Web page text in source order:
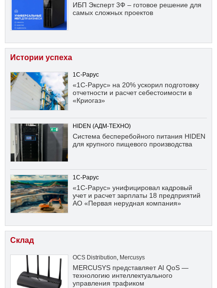
ИБП Эксперт 3Ф – готовое решение для
самых сложных проектов
Истории успеха
1С-Рарус
«1С-Рарус» на 20% ускорил подготовку
отчетности и расчет себестоимости в
«Криогаз»
HIDEN (АДМ-ТЕХНО)
Система бесперебойного питания HIDEN
для крупного пищевого производства
1С-Рарус
«1С-Рарус» унифицировал кадровый
учет и расчет зарплаты 18 предприятий
АО «Первая нерудная компания»
Склад
OCS Distribution, Mercusys
MERCUSYS представляет AI QoS —
технологию интеллектуального
управления трафиком